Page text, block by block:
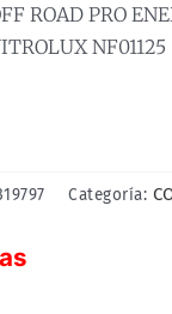
ROAD PRO
NF01125
Categoría: